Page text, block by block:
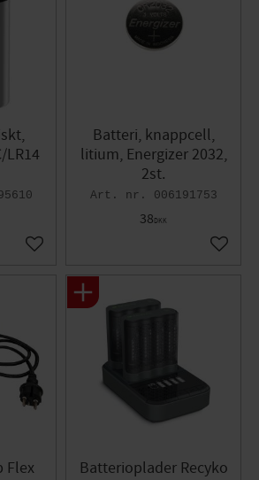
LR14
Gem som favorit
Batteri, knappcell,
litium, Energizer 2032,
2st.
006191753
38DKK
Gem
Flex
Batterioplader Recyko